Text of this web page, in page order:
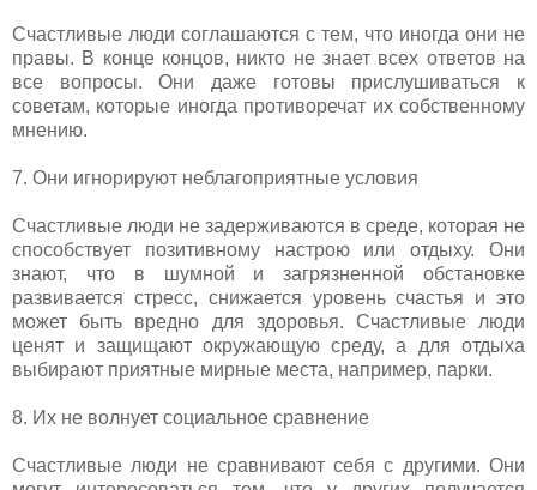
Счастливые люди соглашаются с тем, что иногда они не
правы. В конце концов, никто не знает всех ответов на
все вопросы. Они даже готовы прислушиваться к
советам, которые иногда противоречат их собственному
мнению.
7. Они игнорируют неблагоприятные условия
Счастливые люди не задерживаются в среде, которая не
способствует позитивному настрою или отдыху. Они
знают, что в шумной и загрязненной обстановке
развивается стресс, снижается уровень счастья и это
может быть вредно для здоровья. Счастливые люди
ценят и защищают окружающую среду, а для отдыха
выбирают приятные мирные места, например, парки.
8. Их не волнует социальное сравнение
Счастливые люди не сравнивают себя с другими. Они